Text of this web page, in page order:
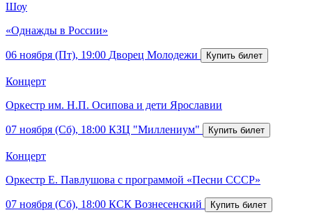
Шоу
«Однажды в России»
06 ноября (Пт), 19:00 Дворец Молодежи
Концерт
Оркестр им. Н.П. Осипова и дети Ярославии
07 ноября (Сб), 18:00 КЗЦ "Миллениум"
Концерт
Оркестр Е. Павлушова с программой «Песни СССР»
07 ноября (Сб), 18:00 КСК Вознесенский